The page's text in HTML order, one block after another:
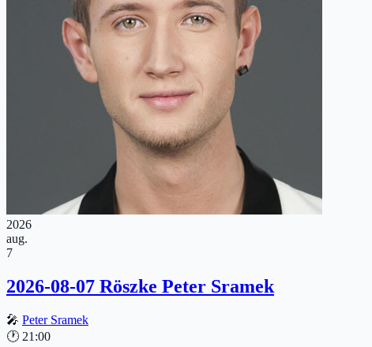
2026
aug.
7
2026-08-07 Röszke Peter Sramek
🎤 Peter Sramek
🕐 21:00